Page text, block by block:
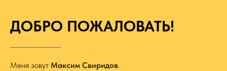
ДОБРО ПОЖАЛОВАТЬ!
Меня зовут Максим Свиридов